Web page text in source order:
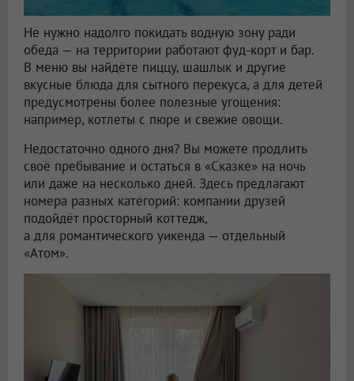
Не нужно надолго покидать водную зону ради
обеда — на территории работают фуд-корт и бар.
В меню вы найдёте пиццу, шашлык и другие
вкусные блюда для сытного перекуса, а для детей
предусмотрены более полезные угощения:
например, котлеты с пюре и свежие овощи.
Недостаточно одного дня? Вы можете продлить
своё пребывание и остаться в «Сказке» на ночь
или даже на несколько дней. Здесь предлагают
номера разных категорий: компании друзей
подойдёт просторный коттедж,
а для романтического уикенда — отдельный
«Атом».